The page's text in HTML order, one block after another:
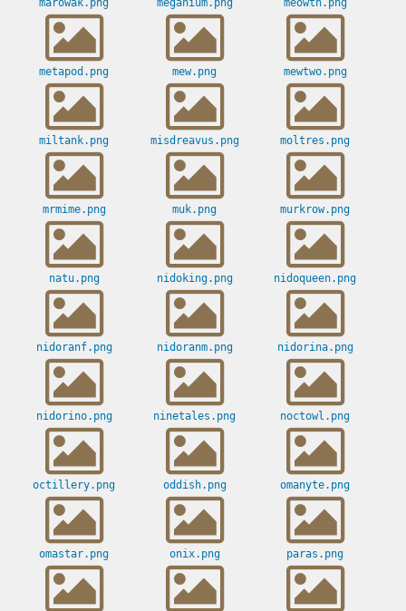
marowak.png meganium.png meowth.png
metapod.png mew.png mewtwo.png
miltank.png misdreavus.png moltres.png
mrmime.png muk.png murkrow.png
natu.png nidoking.png nidoqueen.png
nidoranf.png nidoranm.png nidorina.png
nidorino.png ninetales.png noctowl.png
octillery.png oddish.png omanyte.png
omastar.png onix.png paras.png